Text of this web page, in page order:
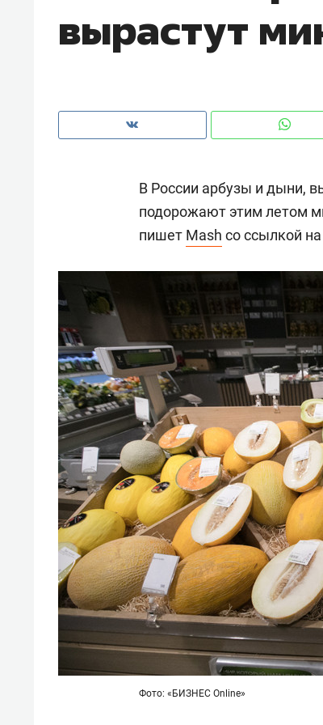
вырастут
В России арбузы и дыни,
подорожают этим летом
пишет Mash со ссылкой
Фото: «БИЗНЕС Online»
чем интересен Оман?
Рекомендуем
Оставить шум за волной: как
строят тишину в казанском
ЖК «Заря»